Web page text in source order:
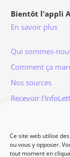
Ce site web utilise
ou vous y opposer.
tout moment en
Bientôt l'appli
En savoir plus
Qui sommes-
Comment ça
Nos sources
Recevoir
Informations